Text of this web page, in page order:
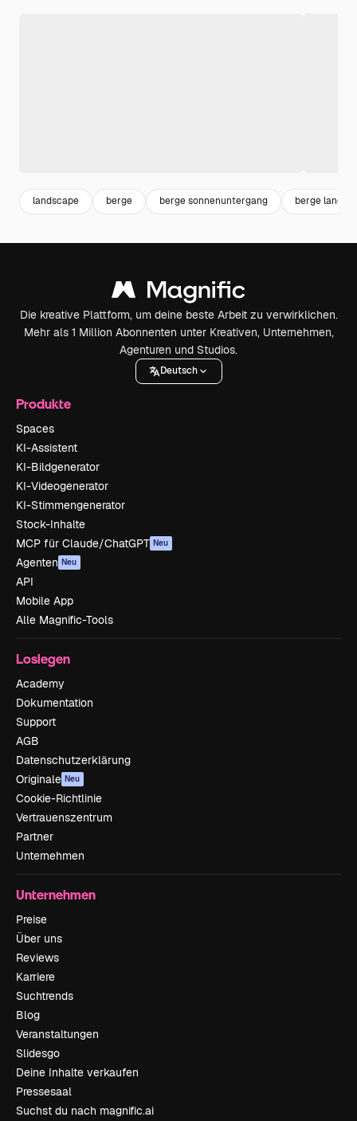
landscape berge berge sonnenuntergang berge
Die kreative Plattform, um deine beste Arbeit zu verwirklichen.
Mehr als 1 Million Abonnenten unter Kreativen, Unternehmen,
Agenturen und Studios.
Deutsch
Produkte
Spaces
KI-Assistent
KI-Bildgenerator
KI-Videogenerator
KI-Stimmengenerator
Stock-Inhalte
MCP für Claude/ChatGPT Neu
Agenten Neu
API
Mobile App
Alle Magnific-Tools
Loslegen
Academy
Dokumentation
Support
AGB
Datenschutzerklärung
Originale Neu
Cookie-Richtlinie
Vertrauenszentrum
Partner
Unternehmen
Unternehmen
Preise
Über uns
Reviews
Karriere
Suchtrends
Blog
Veranstaltungen
Slidesgo
Deine Inhalte verkaufen
Pressesaal
Suchst du nach magnific.ai